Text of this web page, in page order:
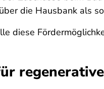
die Hausbank als
diese